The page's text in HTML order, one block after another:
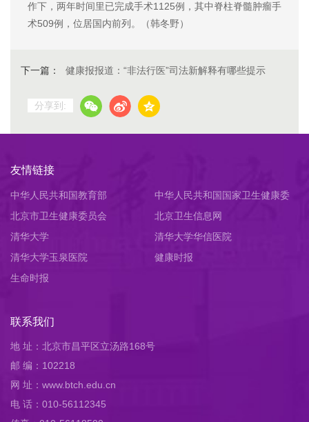
作下，两年时间里已完成手术1125例，其中脊柱脊髓肿瘤手
术509例，位居国内前列。（韩冬野）
下一篇： 健康报报道：“非法行医”司法新解释有哪些提示
分享到:
友情链接
中华人民共和国教育部
中华人民共和国国家卫生健康委
员会
北京市卫生健康委员会
北京卫生信息网
清华大学
清华大学华信医院
清华大学玉泉医院
健康时报
生命时报
联系我们
地 址：北京市昌平区立汤路168号
邮 编：102218
网 址：www.btch.edu.cn
电 话：010-56112345